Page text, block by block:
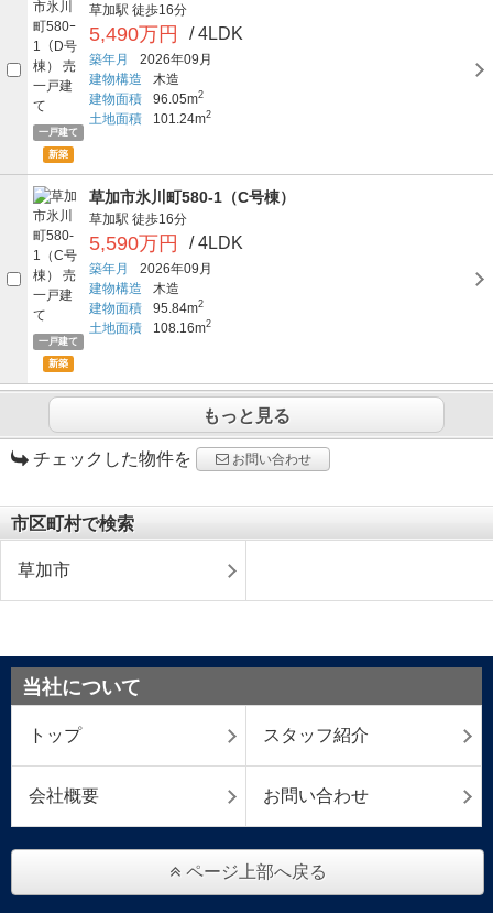
一戸建て
新築
草加駅 徒歩16分
5,490万円 / 4LDK
築年月
2026年09月
建物構造
木造
建物面積
96.05m2
土地面積 101.24m2
一戸建て
新築
草加市氷川町580-1（C号棟）
草加駅 徒歩16分
5,590万円 / 4LDK
築年月
2026年09月
建物構造
木造
建物面積
95.84m2
土地面積 108.16m2
もっと見る
チェックした物件を お問い合わせ
市区町村で検索
草加市
当社について
トップ スタッフ紹介
会社概要 お問い合わせ
ページ上部へ戻る